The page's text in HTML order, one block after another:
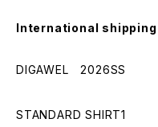
International
DIGAWEL 2026SS
STANDARD SHIRT1